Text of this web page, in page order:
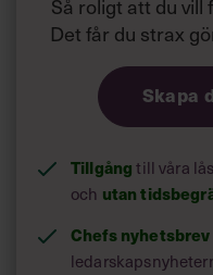
Så roligt att du
Det får du strax
Skapa
Tillgångtill våra
och utan
Chefs nyhetsbrev